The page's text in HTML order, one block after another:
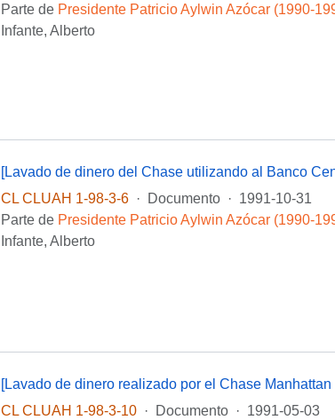
Parte de Presidente Patricio Aylwin Azócar (1990-
Infante, Alberto
[Lavado de dinero del Chase utilizando al Banco
CL CLUAH 1-98-3-6
· Documento · 1991-10-31
Parte de Presidente Patricio Aylwin Azócar (1990-
Infante, Alberto
CL CLUAH 1-98-3-10
· Documento · 1991-05-03